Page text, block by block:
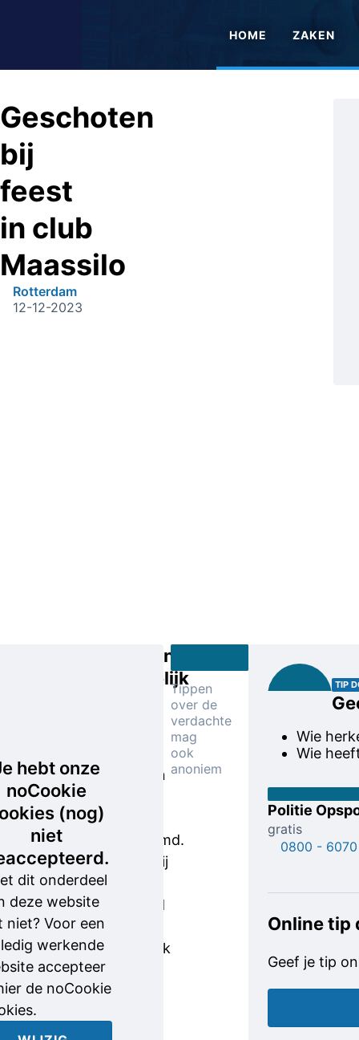
HOME ZAKEN
Geschoten
bij
feest
in club
Maassilo
Rotterdam
12-12-2023
hebt onze
noCookie
(nog)
niet
dit onderdeel
deze website
niet? Voor een
werkende
accepteer
de noCookie
Aanleiding
onduidelijk
postuur en
aankomst
goedgeluimd.
Waarom hij
later zo
boos werd
dat hij een
wapen trok
en
gebruikte,
Tippen
over de
verdachte
mag
ook
anoniem
TIP
Wie
Wie
Politie
gratis
0800 - 6070
Online tip
Geef je tip